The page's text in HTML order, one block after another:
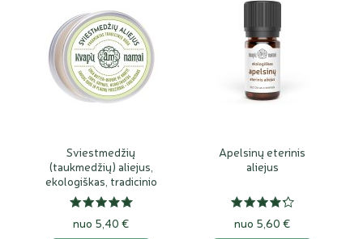
Sviestmedžių
(taukmedžių) aliejus,
ekologiškas, tradicinio
gamybos būdo
nuo 5,40 €
Apelsinų eterinis
aliejus
nuo 5,60 €